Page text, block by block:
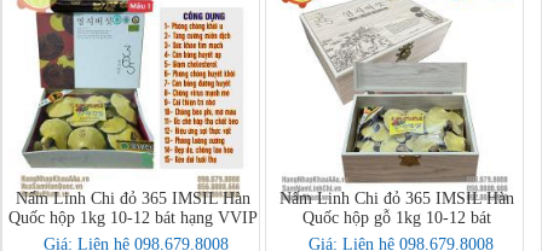
Nấm Linh Chi đỏ 365 IMSIL Hàn
Quốc hộp 1kg 10-12 bát hạng VVIP
Giá: Liên hệ 098.679.8008
Nấm Linh Chi đỏ 365 IMSIL Hàn
Quốc hộp gỗ 1kg 10-12 bát
Giá: Liên hệ 098.679.8008